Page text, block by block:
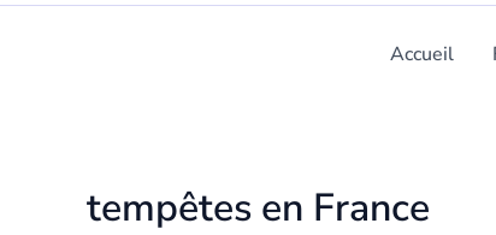
Accueil
tempêtes en France